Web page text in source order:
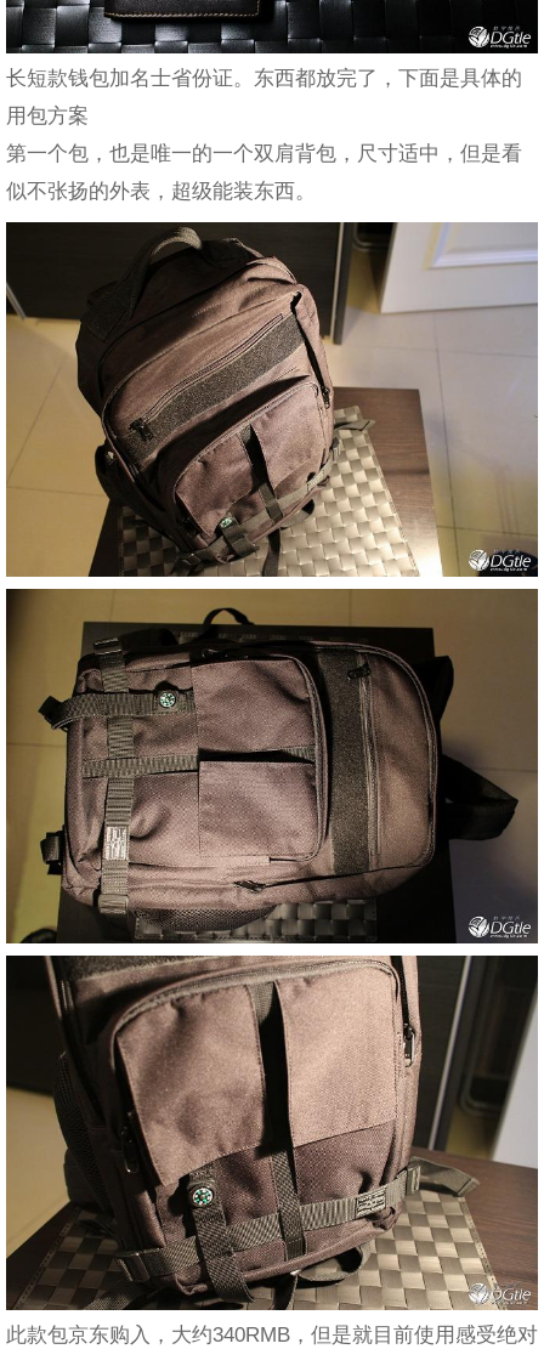
长短款钱包加名士省份证。东西都放完了，下面是具体的
用包方案
第一个包，也是唯一的一个双肩背包，尺寸适中，但是看
似不张扬的外表，超级能装东西。
此款包京东购入，大约340RMB，但是就目前使用感受绝对